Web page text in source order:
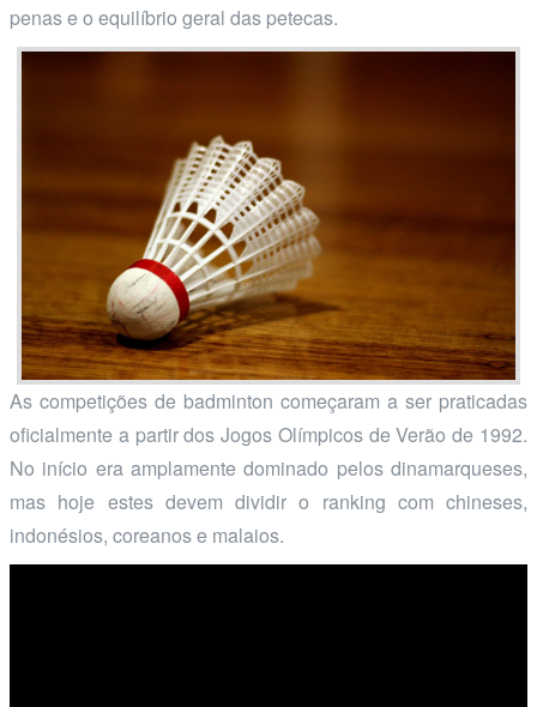
penas e o equilíbrio geral das petecas.
As competições de badminton começaram a ser praticadas
oficialmente a partir dos Jogos Olímpicos de Verão de 1992.
No início era amplamente dominado pelos dinamarqueses,
mas hoje estes devem dividir o ranking com chineses,
indonésios, coreanos e malaios.